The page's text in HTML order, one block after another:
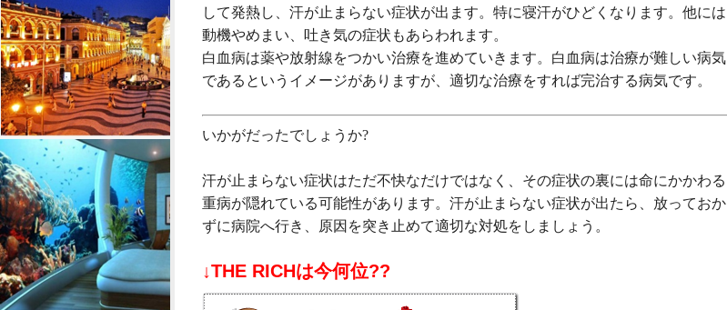
して発熱し、汗が止まらない症状が出ます。特に寝汗がひどくなります。他には
動機やめまい、吐き気の症状もあらわれます。
白血病は薬や放射線をつかい治療を進めていきます。白血病は治療が難しい病気
であるというイメージがありますが、適切な治療をすれば完治する病気です。
いかがだったでしょうか?
汗が止まらない症状はただ不快なだけではなく、その症状の裏には命にかかわる
重病が隠れている可能性があります。汗が止まらない症状が出たら、放っておか
ずに病院へ行き、原因を突き止めて適切な対処をしましょう。
↓THE RICHは今何位??